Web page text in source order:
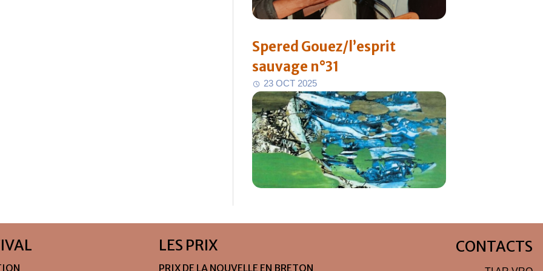
Spered Gouez/l’esprit
sauvage n°31
23 OCT 2025
LES PRIX
PRIX DE LA NOUVELLE EN BRETON
CONTACTS